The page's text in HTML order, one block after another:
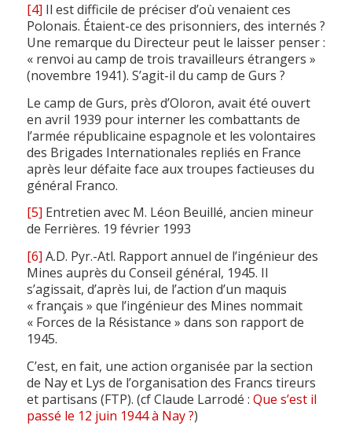
[4] Il est difficile de préciser d’où venaient ces
Polonais. Étaient-ce des prisonniers, des internés ?
Une remarque du Directeur peut le laisser penser :
« renvoi au camp de trois travailleurs étrangers »
(novembre 1941). S’agit-il du camp de Gurs ?
Le camp de Gurs, près d’Oloron, avait été ouvert
en avril 1939 pour interner les combattants de
l’armée républicaine espagnole et les volontaires
des Brigades Internationales repliés en France
après leur défaite face aux troupes factieuses du
général Franco.
[5] Entretien avec M. Léon Beuillé, ancien mineur
de Ferrières. 19 février 1993
[6] A.D. Pyr.-Atl. Rapport annuel de l’ingénieur des
Mines auprès du Conseil général, 1945. Il
s’agissait, d’après lui, de l’action d’un maquis
« français » que l’ingénieur des Mines nommait
« Forces de la Résistance » dans son rapport de
1945.
C’est, en fait, une action organisée par la section
de Nay et Lys de l’organisation des Francs tireurs
et partisans (FTP). (cf Claude Larrodé : Que s’est il
passé le 12 juin 1944 à Nay ?)